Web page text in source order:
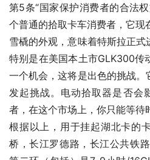
第5条“国家保护消费者的合法
个普通的拾取卡车消费者，它现
雪橇的外观，意味着特斯拉正式
特别是在美国本土市GLK300传
一个机会，这将是出色的挑战
发起挑战。电动拾取器是否会
者，在这个市场上，你只能等待
根据以上，用于挂起湖北卡的
桥，长江罗德路，长江公共铁